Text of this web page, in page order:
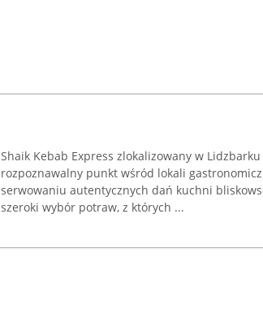
Shaik Kebab Express zlokalizowany w
rozpoznawalny punkt wśród lokali
serwowaniu autentycznych dań kuchni
szeroki wybór potraw, z których ...